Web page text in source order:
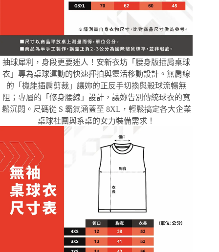
抽球犀利，身段更要迷人！安新衣坊「腰身版插肩桌球
衣」專為桌球運動的快速揮拍與靈活移動設計。無肩線
的「機能插肩剪裁」讓妳的正反手切換與殺球流暢無
阻；專屬的「修身腰線」設計，讓妳告別傳統球衣的寬
鬆沉悶。尺碼從 S 霸氣涵蓋至 8XL，輕鬆搞定各大企業
桌球社團與系桌的女力裝備需求！